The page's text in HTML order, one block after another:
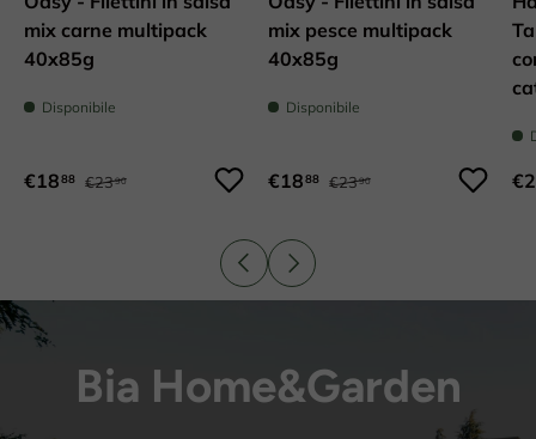
mix carne multipack
40x85g
Disponibile
€1888 €2390
mix pesce multipack
40x85g
Disponibile
€1888 €2390 €2
Avanti
Indietro
Bia Home&Garden